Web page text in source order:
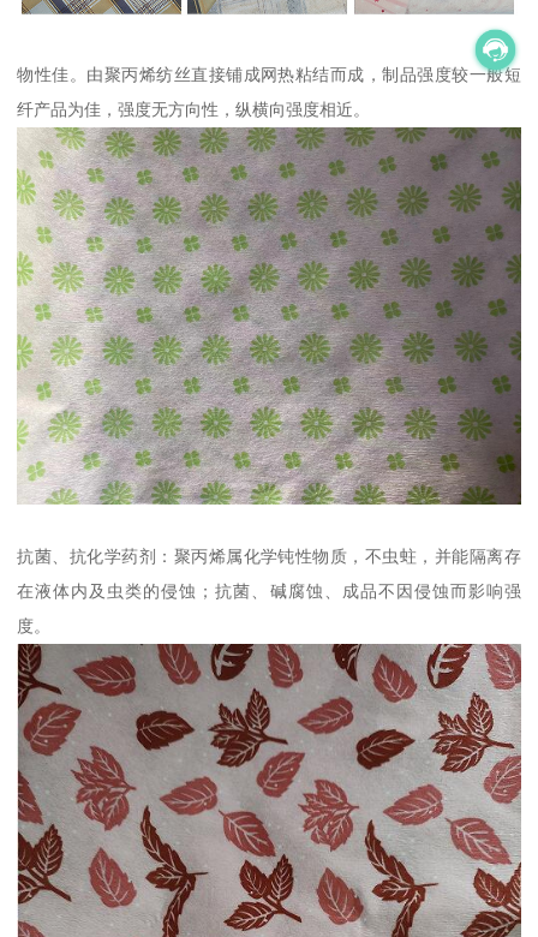
物性佳。由聚丙烯纺丝直接铺成网热粘结而成，制品强度较一般短
纤产品为佳，强度无方向性，纵横向强度相近。
抗菌、抗化学药剂：聚丙烯属化学钝性物质，不虫蛀，并能隔离存
在液体内及虫类的侵蚀；抗菌、碱腐蚀、成品不因侵蚀而影响强
度。